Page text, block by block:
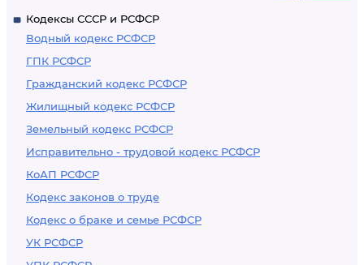
Кодексы СССР и РСФСР
Водный кодекс РСФСР
ГПК РСФСР
Гражданский кодекс РСФСР
Жилищный кодекс РСФСР
Земельный кодекс РСФСР
Исправительно - трудовой кодекс РСФСР
КоАП РСФСР
Кодекс законов о труде
Кодекс о браке и семье РСФСР
УК РСФСР